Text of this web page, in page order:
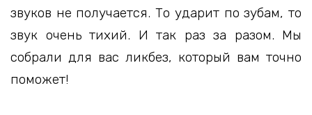
звуков не получается. То ударит по зубам, то
звук очень тихий. И так раз за разом. Мы
собрали для вас ликбез, который вам точно
поможет!